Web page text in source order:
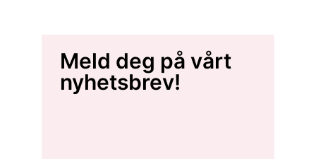
Meld deg på vårt
nyhetsbrev!